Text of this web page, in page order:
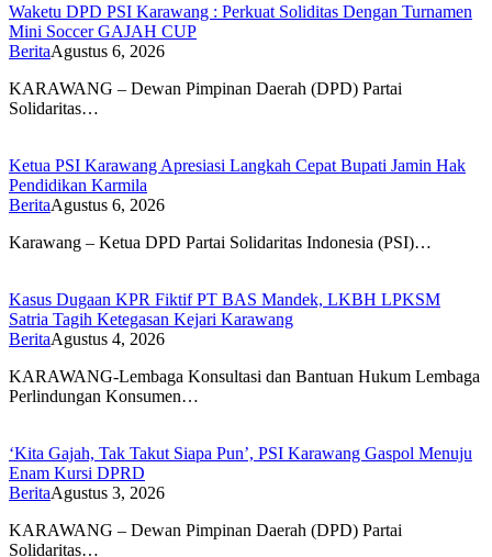
Waketu DPD PSI Karawang : Perkuat Soliditas Dengan Turnamen
Mini Soccer GAJAH CUP
BeritaAgustus 6, 2026
KARAWANG – Dewan Pimpinan Daerah (DPD) Partai
Solidaritas…
Ketua PSI Karawang Apresiasi Langkah Cepat Bupati Jamin Hak
Pendidikan Karmila
BeritaAgustus 6, 2026
Karawang – Ketua DPD Partai Solidaritas Indonesia (PSI)…
Kasus Dugaan KPR Fiktif PT BAS Mandek, LKBH LPKSM
Satria Tagih Ketegasan Kejari Karawang
BeritaAgustus 4, 2026
KARAWANG-Lembaga Konsultasi dan Bantuan Hukum Lembaga
Perlindungan Konsumen…
‘Kita Gajah, Tak Takut Siapa Pun’, PSI Karawang Gaspol Menuju
Enam Kursi DPRD
BeritaAgustus 3, 2026
KARAWANG – Dewan Pimpinan Daerah (DPD) Partai
Solidaritas…